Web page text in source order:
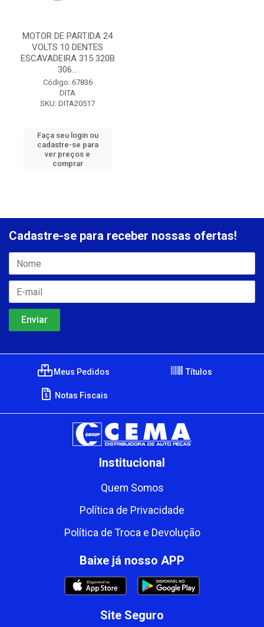
MOTOR DE PARTIDA 24
VOLTS 10 DENTES
ESCAVADEIRA 315 320B
306...
Código: 67836
DITA
SKU: DITA20517
Faça seu login ou
cadastre-se para
ver preços e
comprar
Cadastre-se para receber nossas ofertas!
Meus Pedidos Títulos
Notas Fiscais
Institucional
Quem Somos
Política de Privacidade
Política de Troca e Devolução
Baixe já nosso APP
Site Seguro